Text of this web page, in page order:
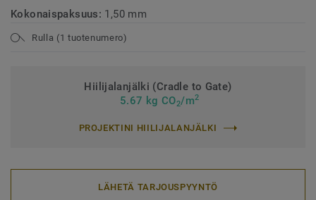
Kokonaispaksuus: 1,50 mm
Rulla (1 tuotenumero)
Hiilijalanjälki (Cradle to Gate)
5.67 kg CO2/m2
PROJEKTINI HIILIJALANJÄLKI
LÄHETÄ TARJOUSPYYNTÖ